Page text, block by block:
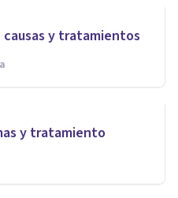
y tratamientos
y tratamiento
de los